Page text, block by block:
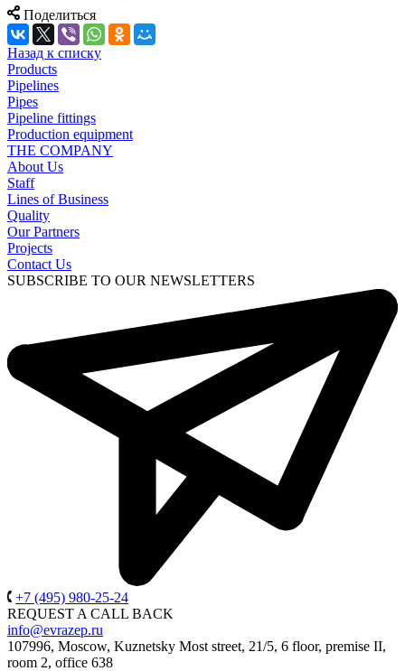
Поделиться
Назад к списку
Products
Pipelines
Pipes
Pipeline fittings
Production equipment
THE COMPANY
About Us
Staff
Lines of Business
Quality
Our Partners
Projects
Contact Us
SUBSCRIBE TO OUR NEWSLETTERS
+7 (495) 980-25-24
REQUEST A CALL BACK
info@evrazep.ru
107996, Moscow, Kuznetsky Most street, 21/5, 6 floor, premise II,
room 2, office 638